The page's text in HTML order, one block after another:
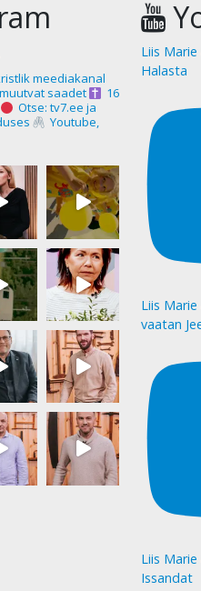
meediakanal
saadet
16
Otse: tv7.ee ja
Youtube,
Liis
Halasta
Liis
vaatan
Liis
Issandat